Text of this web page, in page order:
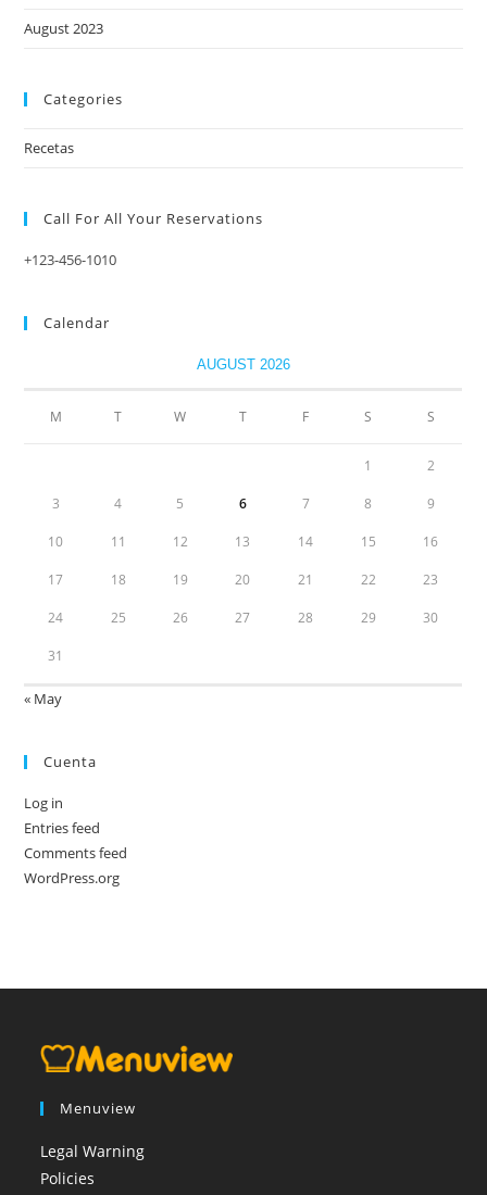
August 2023
Categories
Recetas
Call For All Your​ Reservations
+123-456-1010
Calendar
AUGUST 2026
M T W T F S S
1 2
3 4 5 6 7 8 9
10 11 12 13 14 15 16
17 18 19 20 21 22 23
24 25 26 27 28 29 30
31
« May
Cuenta
Log in
Entries feed
Comments feed
WordPress.org
Menuview
Legal Warning
Policies